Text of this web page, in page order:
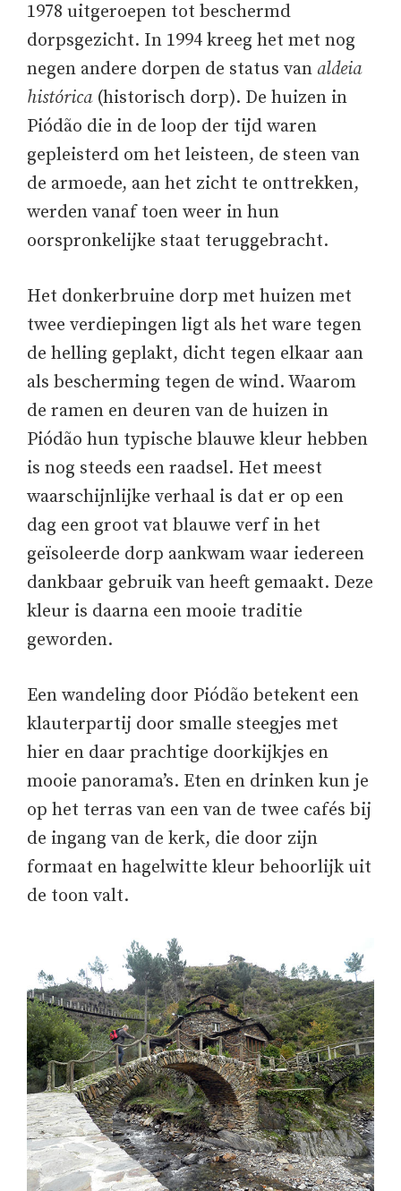
1978 uitgeroepen tot beschermd
dorpsgezicht. In 1994 kreeg het met nog
negen andere dorpen de status van aldeia
histórica(historisch dorp). De huizen in
Piódão die in de loop der tijd waren
gepleisterd om het leisteen, de steen van
de armoede, aan het zicht te onttrekken,
werden vanaf toen weer in hun
oorspronkelijke staat teruggebracht.
Het donkerbruine dorp met huizen met
twee verdiepingen ligt als het ware tegen
de helling geplakt, dicht tegen elkaar aan
als bescherming tegen de wind. Waarom
de ramen en deuren van de huizen in
Piódão hun typische blauwe kleur hebben
is nog steeds een raadsel. Het meest
waarschijnlijke verhaal is dat er op een
dag een groot vat blauwe verf in het
geïsoleerde dorp aankwam waar iedereen
dankbaar gebruik van heeft gemaakt. Deze
kleur is daarna een mooie traditie
geworden.
Een wandeling door Piódão betekent een
klauterpartij door smalle steegjes met
hier en daar prachtige doorkijkjes en
mooie panorama’s. Eten en drinken kun je
op het terras van een van de twee cafés bij
de ingang van de kerk, die door zijn
formaat en hagelwitte kleur behoorlijk uit
de toon valt.